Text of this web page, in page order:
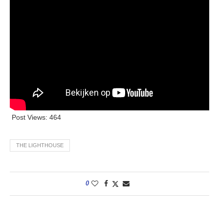
Post Views: 464
THE LIGHTHOUSE
0